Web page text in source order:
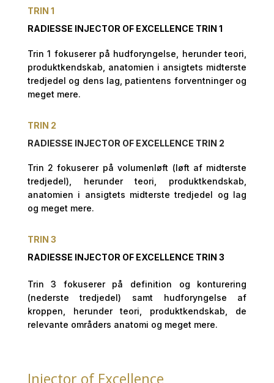
TRIN 1
RADIESSE INJECTOR OF EXCELLENCE TRIN 1
Trin 1 fokuserer på hudforyngelse, herunder teori,
produktkendskab, anatomien i ansigtets midterste
tredjedel og dens lag, patientens forventninger og
meget mere.
TRIN 2
RADIESSE INJECTOR OF EXCELLENCE TRIN 2
Trin 2 fokuserer på volumenløft (løft af midterste
tredjedel), herunder teori, produktkendskab,
anatomien i ansigtets midterste tredjedel og lag
og meget mere.
TRIN 3
RADIESSE INJECTOR OF EXCELLENCE TRIN 3
Trin 3 fokuserer på definition og konturering
(nederste tredjedel) samt hudforyngelse af
kroppen, herunder teori, produktkendskab, de
relevante områders anatomi og meget mere.
Injector of Excellence